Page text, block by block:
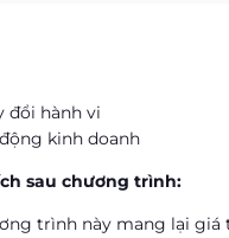
đổi hành vi
kinh doanh
sau chương trình:
trình này mang lại giá